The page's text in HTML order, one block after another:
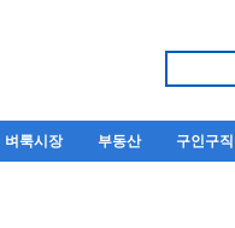
벼룩시장 부동산 구인구직